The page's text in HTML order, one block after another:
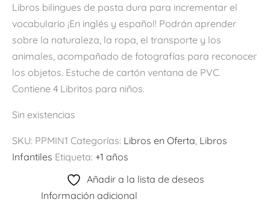
Libros bilingues de pasta dura para incrementar el
vocabulario ¡En inglés y español! Podrán aprender
sobre la naturaleza, la ropa, el transporte y los
animales, acompañado de fotografías para reconocer
los objetos. Estuche de cartón ventana de PVC.
Contiene 4 Libritos para niños.
Sin existencias
SKU: PPMIN1 Categorías: Libros en Oferta Libros
Infantiles Etiqueta: +1 años
Añadir a la lista de deseos
Información adicional